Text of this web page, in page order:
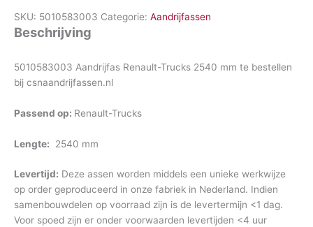
SKU: 5010583003 Categorie: Aandrijfassen
Beschrijving
5010583003 Aandrijfas Renault-Trucks 2540 mm te bestellen
bij csnaandrijfassen.nl
Passend op: Renault-Trucks
Lengte: 2540 mm
Levertijd: Deze assen worden middels een unieke werkwijze
op order geproduceerd in onze fabriek in Nederland. Indien
samenbouwdelen op voorraad zijn is de levertermijn <1 dag.
Voor spoed zijn er onder voorwaarden levertijden <4 uur